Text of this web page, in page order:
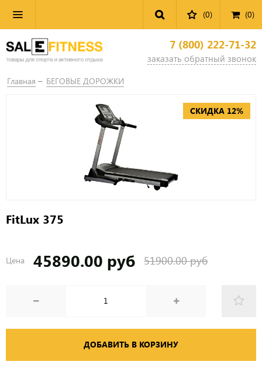
(0) (0)
7 (800) 222-71-32
заказать обратный звонок
Главная БЕГОВЫЕ ДОРОЖКИ
СКИДКА 12%
FitLux 375
Цена 45890.00 руб 51900.00 руб
ДОБАВИТЬ В КОРЗИНУ